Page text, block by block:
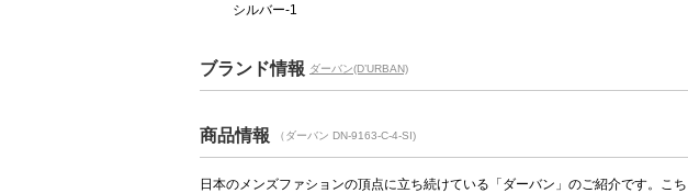
シルバー-1
ブランド情報 ダーバン(D’URBAN)
商品情報 （ダーバン DN-9163-C-4-SI)
日本のメンズファションの頂点に立ち続けている「ダーバン」のご紹介です。こ